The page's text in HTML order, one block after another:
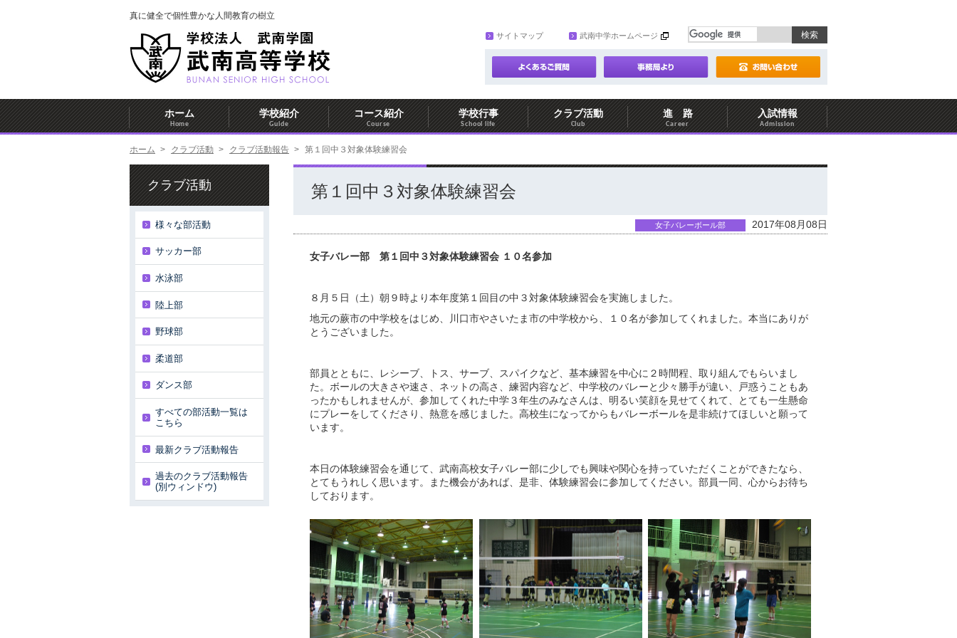
真に健全で個性豊かな人間教育の樹立
サイトマップ 武南中学ホームページ
ホーム
Home
学校紹介
Guide
コース紹介
Course
学校行事
School life
クラブ活動
Club
進 路
Career
入試情報
Admission
クラブ活動
様々な部活動
サッカー部
水泳部
陸上部
野球部
柔道部
ダンス部
すべての部活動一覧は
こちら
最新クラブ活動報告
過去のクラブ活動報告
(別ウィンドウ)
ホーム > クラブ活動 > クラブ活動報告 > 第１回中３対象体験練習会
第１回中３対象体験練習会
女子バレーボール部 2017年08月08日
女子バレー部 第１回中３対象体験練習会 １０名参加
８月５日（土）朝９時より本年度第１回目の中３対象体験練習会を実施しました。
地元の蕨市の中学校をはじめ、川口市やさいたま市の中学校から、１０名が参加してくれました。本当にありが
とうございました。
部員とともに、レシーブ、トス、サーブ、スパイクなど、基本練習を中心に２時間程、取り組んでもらいまし
た。ボールの大きさや速さ、ネットの高さ、練習内容など、中学校のバレーと少々勝手が違い、戸惑うこともあ
ったかもしれませんが、参加してくれた中学３年生のみなさんは、明るい笑顔を見せてくれて、とても一生懸命
にプレーをしてくださり、熱意を感じました。高校生になってからもバレーボールを是非続けてほしいと願って
います。
本日の体験練習会を通じて、武南高校女子バレー部に少しでも興味や関心を持っていただくことができたなら、
とてもうれしく思います。また機会があれば、是非、体験練習会に参加してください。部員一同、心からお待ち
しております。